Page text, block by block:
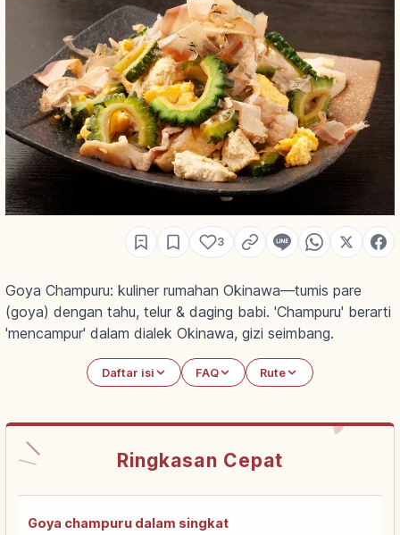
3
Goya Champuru: kuliner rumahan Okinawa—tumis pare
(goya) dengan tahu, telur & daging babi. 'Champuru' berarti
'mencampur' dalam dialek Okinawa, gizi seimbang.
Daftar isi FAQ Rute
Ringkasan Cepat
Goya champuru dalam singkat